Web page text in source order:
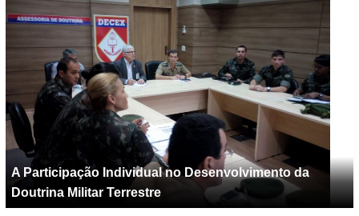
A Participação Individual no Desenvolvimento da
Doutrina Militar Terrestre